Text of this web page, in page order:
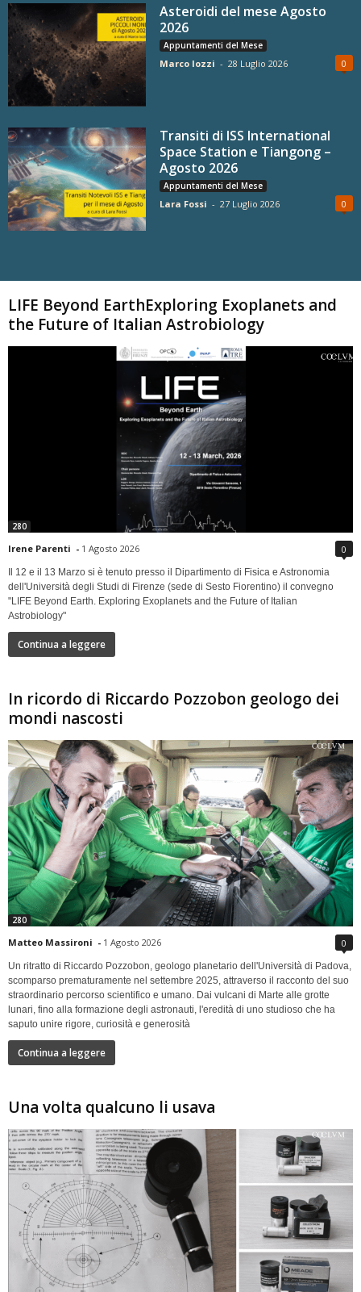
Asteroidi del mese Agosto
2026
Appuntamenti del Mese
Marco Iozzi - 28 Luglio 2026 0
Transiti di ISS International
Space Station e Tiangong –
Agosto 2026
Appuntamenti del Mese
Lara Fossi - 27 Luglio 2026 0
LIFE Beyond EarthExploring Exoplanets and
the Future of Italian Astrobiology
280
Irene Parenti - 1 Agosto 2026 0
Il 12 e il 13 Marzo si è tenuto presso il Dipartimento di Fisica e Astronomia
dell'Università degli Studi di Firenze (sede di Sesto Fiorentino) il convegno
"LIFE Beyond Earth. Exploring Exoplanets and the Future of Italian
Astrobiology"
Continua a leggere
In ricordo di Riccardo Pozzobon geologo dei
mondi nascosti
280
Matteo Massironi - 1 Agosto 2026 0
Un ritratto di Riccardo Pozzobon, geologo planetario dell'Università di Padova,
scomparso prematuramente nel settembre 2025, attraverso il racconto del suo
straordinario percorso scientifico e umano. Dai vulcani di Marte alle grotte
lunari, fino alla formazione degli astronauti, l'eredità di uno studioso che ha
saputo unire rigore, curiosità e generosità
Continua a leggere
Una volta qualcuno li usava